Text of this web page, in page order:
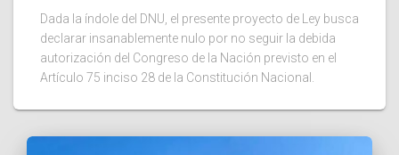
Dada la índole del DNU, el presente proyecto de Ley busca
declarar insanablemente nulo por no seguir la debida
autorización del Congreso de la Nación previsto en el
Artículo 75 inciso 28 de la Constitución Nacional.